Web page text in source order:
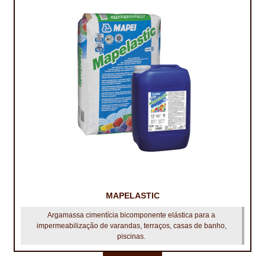
MAPELASTIC
Argamassa cimentícia bicomponente elástica para a
impermeabilização de varandas, terraços, casas de banho,
piscinas.